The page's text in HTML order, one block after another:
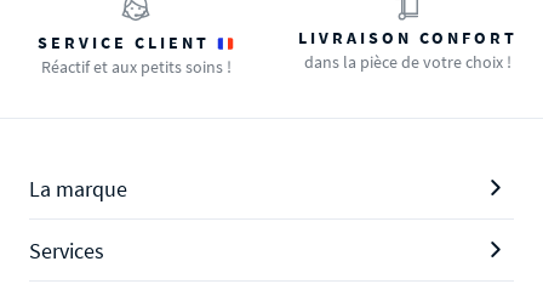
SERVICE CLIENT
Réactif et aux petits soins !
LIVRAISON CONFORT
dans la pièce de votre choix !
La marque
Services